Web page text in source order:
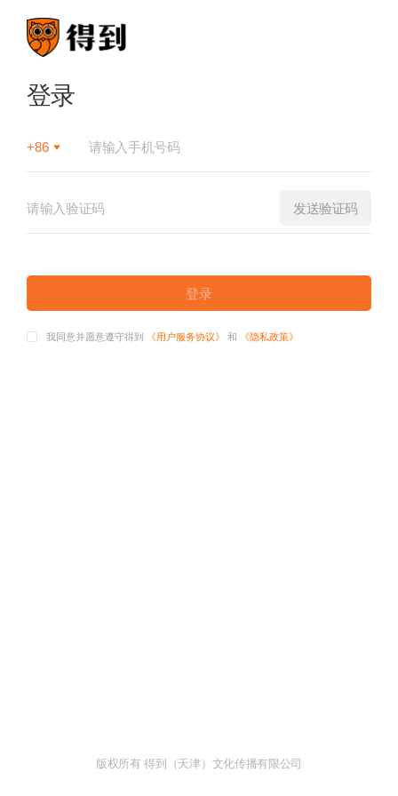
登录
+86
发送验证码
登录
我同意并愿意遵守得到 《用户服务协议》 和 《隐私政策》
版权所有 得到（天津）文化传播有限公司